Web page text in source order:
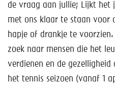
Contact
de vraag aan jullie; Lijkt het
met ons klaar te staan voor
hapje of drankje te
zoek naar mensen die het
verdienen en de
het tennis seizoen (vanaf 1